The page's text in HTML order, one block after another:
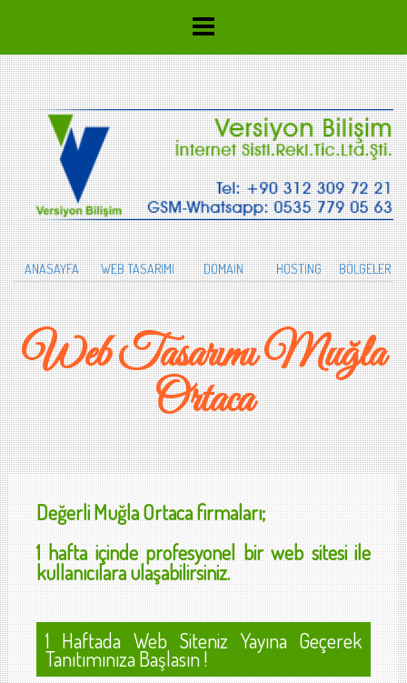
ANASAYFA WEB TASARIMI DOMAİN HOSTİNG BÖLGELER
Web Tasarımı Muğla
Ortaca
DeğerliMuğla Ortacafirmaları;
1 hafta içinde profesyonel bir web sitesi ile
kullanıcılara ulaşabilirsiniz.
1 Haftada Web Siteniz Yayına Geçerek
Tanıtımınıza Başlasın !